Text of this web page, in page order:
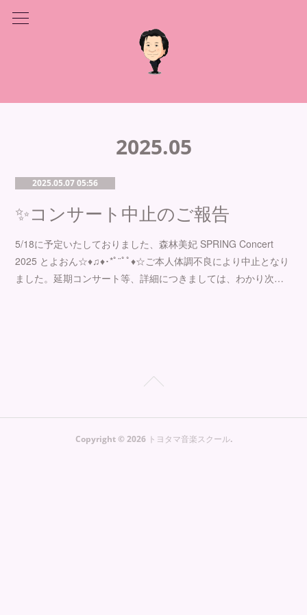
2025.05
2025.05.07 05:56
✨コンサート中止のご報告
5/18に予定いたしておりました、森林美妃 SPRING Concert
2025 とよおん☆♦♫♦･*ﾟ¨ﾟﾟ♦☆ご本人体調不良により中止となり
ました。延期コンサート等、詳細につきましては、わかり次…
Copyright ©2026 トヨタマ音楽スクール.